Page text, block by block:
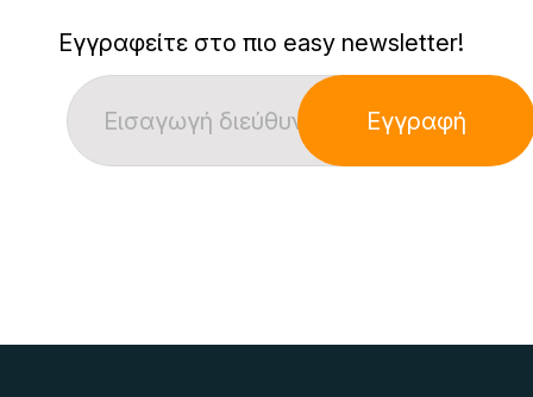
Εγγραφείτε στο πιο easy newsletter!
Εγγραφή